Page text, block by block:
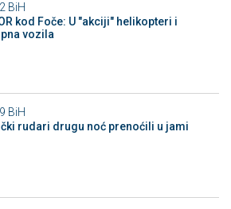
BiH
kod Foče: U "akciji" helikopteri i
vozila
BiH
rudari drugu noć prenoćili u jami